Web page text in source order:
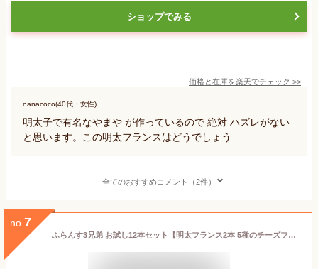
ショップでみる
価格と在庫を楽天でチェック >>
nanacoco(40代・女性)
明太子で有名なやまや が作っているので 絶対 ハズレがない
と思います。この明太フランスはどうでしょう
全てのおすすめコメント（2件）
no. 7
ふらんす3兄弟 お試し12本セット【明太フランス2本 5種のチーズフランス2本 ガーリックフランス2本 フルフルバゲット6本 フランスパン】